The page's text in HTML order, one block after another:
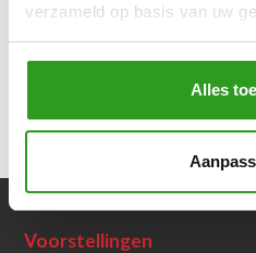
verzameld op basis van uw
Alles
Vorige
Voorstellingen